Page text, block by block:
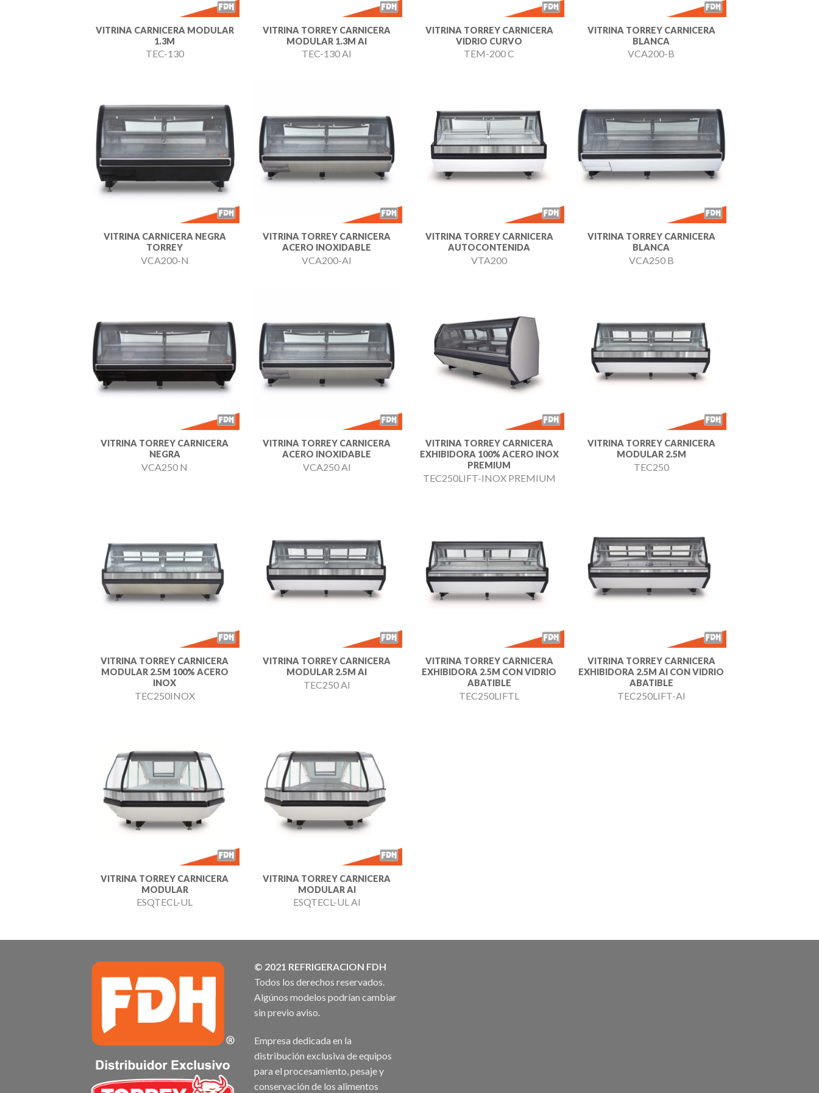
VITRINA CARNICERA MODULAR
1.3M
TEC-130
VITRINA TORREY CARNICERA
MODULAR 1.3M AI
TEC-130 AI
VITRINA TORREY CARNICERA
VIDRIO CURVO
TEM-200 C
VITRINA TORREY CARNICERA
BLANCA
VCA200-B
Añadir
lista de
deseos
VITRINA CARNICERA NEGRA
TORREY
VCA200-N
Añadir
a la
lista de
deseos
VITRINA TORREY CARNICERA
ACERO INOXIDABLE
VCA200-AI
Añadir
a la
lista de
deseos
VITRINA TORREY CARNICERA
AUTOCONTENIDA
VTA200
Añadir
a la
lista de
deseos
VITRINA TORREY CARNICERA
BLANCA
VCA250 B
Añadir
a la
lista de
deseos
VITRINA TORREY CARNICERA
NEGRA
VCA250 N
Añadir
a la
lista de
deseos
VITRINA TORREY CARNICERA
ACERO INOXIDABLE
VCA250 AI
Añadir
a la
lista de
VITRINA TORREY CARNICERA
EXHIBIDORA 100% ACERO INOX
PREMIUM
TEC250LIFT-INOX PREMIUM
Añadir
a la
lista de
deseos
VITRINA TORREY CARNICERA
MODULAR 2.5M
TEC250
Añadir
a la
lista de
deseos
VITRINA TORREY CARNICERA
MODULAR 2.5M 100% ACERO
INOX
TEC250INOX
Añadir
a la
lista de
deseos
VITRINA TORREY CARNICERA
MODULAR 2.5M AI
TEC250 AI
Añadir
a la
lista de
deseos
VITRINA TORREY CARNICERA
EXHIBIDORA 2.5M CON VIDRIO
ABATIBLE
TEC250LIFTL
Añadir
a la
lista de
deseos
VITRINA TORREY CARNICERA
EXHIBIDORA 2.5M AI CON VIDRIO
ABATIBLE
TEC250LIFT-AI
Añadir
a la
lista de
deseos
VITRINA TORREY CARNICERA
MODULAR
ESQTECL-UL
Añadir
a la
lista de
deseos
VITRINA TORREY CARNICERA
MODULAR AI
ESQTECL-UL AI
© 2021 REFRIGERACION FDH
Todos los derechos reservados.
Algúnos modelos podrían cambiar
sin previo aviso.
Empresa dedicada en la
distribución exclusiva de equipos
para el procesamiento, pesaje y
conservación de los alimentos